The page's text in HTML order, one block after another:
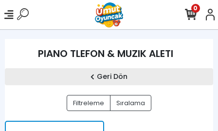
0
PIANO TLEFON & MUZIK ALETI
Geri Dön
Filtreleme Sıralama